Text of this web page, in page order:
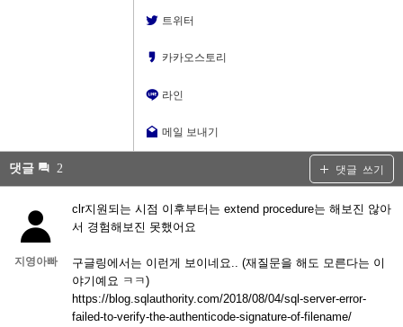
트위터
카카오스토리
라인
메일 보내기
댓글 2 댓글 쓰기
지영아빠
clr지원되는 시점 이후부터는 extend procedure는 해보진 않아
서 경험해보진 못했어요
구글링에서는 이런게 보이네요.. (재질문을 해도 모른다는 이
야기예요 ㅋㅋ)
https://blog.sqlauthority.com/2018/08/04/sql-server-error-
failed-to-verify-the-authenticode-signature-of-filename/